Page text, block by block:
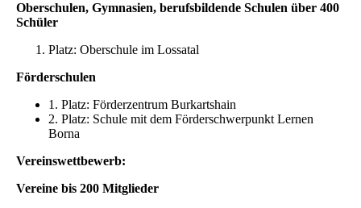
Oberschulen, Gymnasien, berufsbildende Schulen über 400
Schüler
Platz: Oberschule im Lossatal
Förderschulen
1. Platz: Förderzentrum Burkartshain
2. Platz: Schule mit dem Förderschwerpunkt Lernen
Borna
Vereinswettbewerb:
Vereine bis 200 Mitglieder